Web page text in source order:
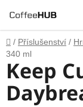
na
obsah
Domů
/ Příslušenství /
340 ml
Keep